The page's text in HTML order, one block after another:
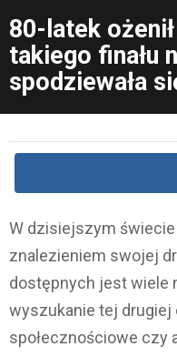
80-latek
takiego finału
spodziewała
W dzisiejszym
znalezieniem swojej
dostępnych jest wiele
wyszukanie tej drugiej
społecznościowe czy